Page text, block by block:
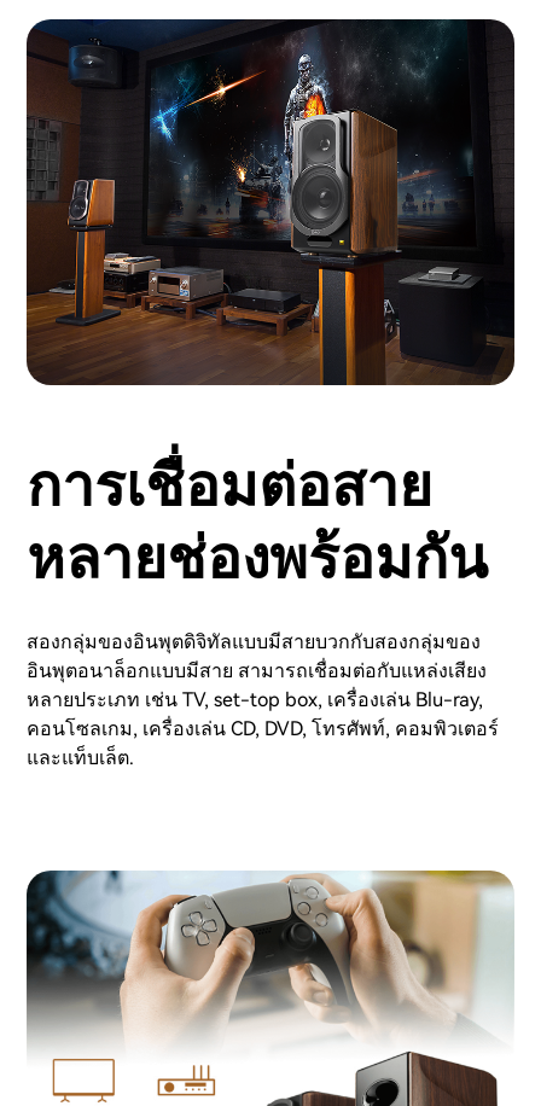
การเชื่อมต่อสาย
หลายช่องพร้อมกัน
สองกลุ่มของอินพุตดิจิทัลแบบมีสายบวกกับสองกลุ่มของ
อินพุตอนาล็อกแบบมีสาย สามารถเชื่อมต่อกับแหล่งเสียง
หลายประเภท เช่น TV, set-top box, เครื่องเล่น Blu-ray,
คอนโซลเกม, เครื่องเล่น CD, DVD, โทรศัพท์, คอมพิวเตอร์
และแท็บเล็ต.